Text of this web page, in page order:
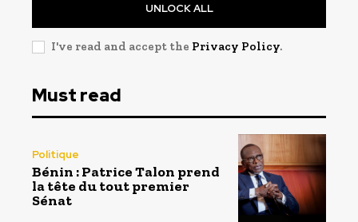
UNLOCK ALL
I've read and accept the Privacy Policy.
Must read
Politique
Bénin : Patrice Talon prend
la tête du tout premier
Sénat